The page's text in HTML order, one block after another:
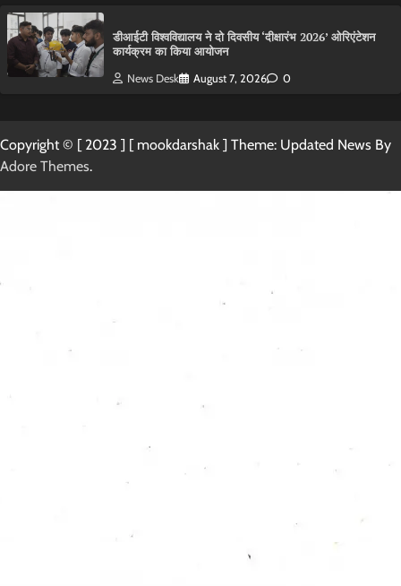
डीआईटी विश्वविद्यालय ने दो दिवसीय ‘दीक्षारंभ 2026’ ओरिएंटेशन
कार्यक्रम का किया आयोजन
News Desk August 7, 2026 0
Copyright © [ 2023 ] [ mookdarshak ] Theme: Updated News By
Adore Themes.